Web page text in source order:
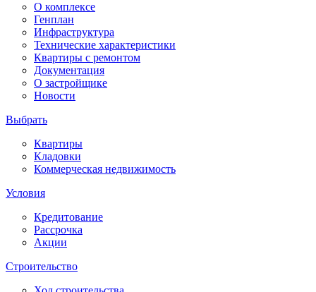
О комплексе
Генплан
Инфраструктура
Технические характеристики
Квартиры с ремонтом
Документация
О застройщике
Новости
Выбрать
Квартиры
Кладовки
Коммерческая недвижимость
Условия
Кредитование
Рассрочка
Акции
Строительство